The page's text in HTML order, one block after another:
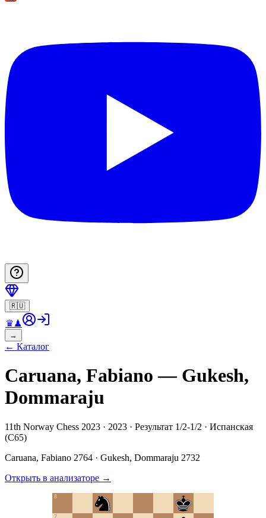
🇷🇺
♛♟
→
← Каталог
Caruana, Fabiano — Gukesh,
Dommaraju
11th Norway Chess 2023 · 2023 · Результат 1/2-1/2 · Испанская
(C65)
Caruana, Fabiano 2764 · Gukesh, Dommaraju 2732
Открыть в анализаторе →
7
8